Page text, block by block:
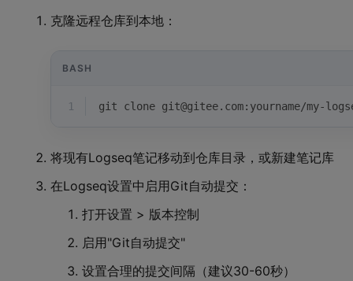
克隆远程仓库到本地：
BASH
1 git clone git@gitee.com:yourname/my-
将现有Logseq笔记移动到仓库目录，或新建笔记库
在Logseq设置中启用Git自动提交：
打开设置 > 版本控制
启用"Git自动提交"
设置合理的提交间隔（建议30-60秒）